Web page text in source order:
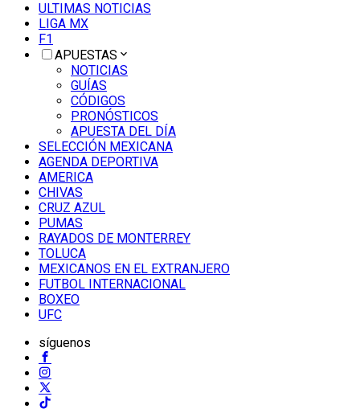
ULTIMAS NOTICIAS
LIGA MX
F1
APUESTAS
NOTICIAS
GUÍAS
CÓDIGOS
PRONÓSTICOS
APUESTA DEL DÍA
SELECCIÓN MEXICANA
AGENDA DEPORTIVA
AMERICA
CHIVAS
CRUZ AZUL
PUMAS
RAYADOS DE MONTERREY
TOLUCA
MEXICANOS EN EL EXTRANJERO
FUTBOL INTERNACIONAL
BOXEO
UFC
síguenos